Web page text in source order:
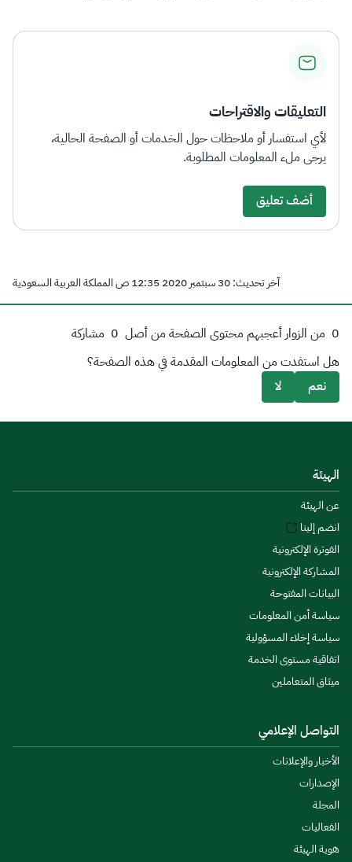
التعليقات والاقتراحات
لأي استفسار أو ملاحظات حول الخدمات أو الصفحة الحالية،
يرجى ملء المعلومات المطلوبة.
أضف تعليق
آخر تحديث: 30 سبتمبر 2020 12:35 ص المملكة العربية السعودية
0 من الزوار أعجبهم محتوى الصفحة من أصل 0 مشاركة
هل استفدت من المعلومات المقدمة في هذه الصفحة؟
نعم
لا
الهيئة
عن الهيئة
انضم إلينا
الفوترة الإلكترونية
المشاركة الإلكترونية
البيانات المفتوحة
سياسة أمن المعلومات
سياسة إخلاء المسؤولية
اتفاقية مستوى الخدمة
ميثاق المتعاملين
التواصل الإعلامي
الأخبار والإعلانات
الإصدارات
المجلة
الفعاليات
هوية الهيئة